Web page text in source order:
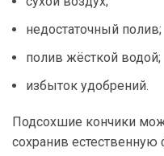
недостаточный полив;
полив жёсткой водой;
избыток удобрений.
Подсохшие кончики
сохранив естественную